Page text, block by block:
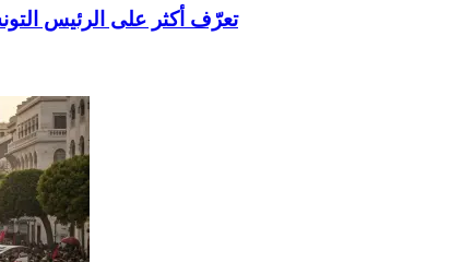
تعرّف أكثر على الرئيس